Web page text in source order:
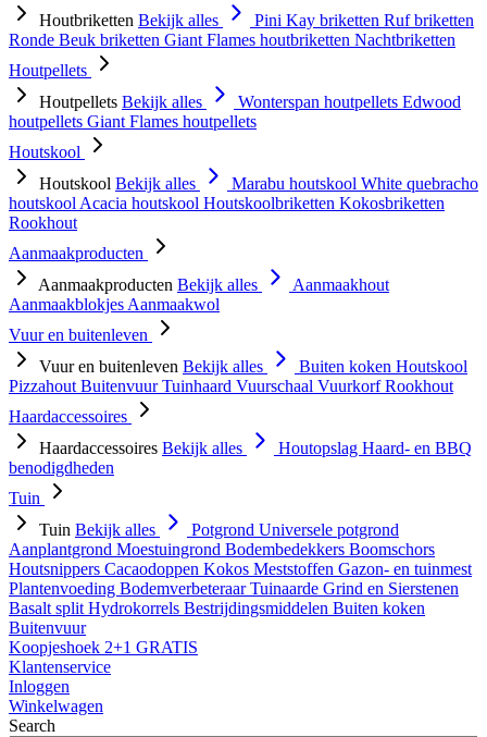
Houtbriketten Bekijk alles Pini Kay briketten Ruf briketten
Ronde Beuk briketten Giant Flames houtbriketten Nachtbriketten
Houtpellets
Houtpellets Bekijk alles Wonterspan houtpellets Edwood
houtpellets Giant Flames houtpellets
Houtskool
Houtskool Bekijk alles Marabu houtskool White quebracho
houtskool Acacia houtskool Houtskoolbriketten Kokosbriketten
Rookhout
Aanmaakproducten
Aanmaakproducten Bekijk alles
Aanmaakhout
Aanmaakblokjes Aanmaakwol
Vuur en buitenleven
Vuur en buitenleven Bekijk alles Buiten koken Houtskool
Pizzahout BuitenvuurTuinhaard Vuurschaal VuurkorfRookhout
Haardaccessoires
Haardaccessoires Bekijk alles Houtopslag Haard- en BBQ
benodigdheden
Tuin
Tuin Bekijk alles Potgrond Universele potgrond
Aanplantgrond Moestuingrond Bodembedekkers Boomschors
Houtsnippers Cacaodoppen Kokos Meststoffen Gazon- en tuinmest
Plantenvoeding BodemverbeteraarTuinaarde Grind en Sierstenen
Basalt split Hydrokorrels Bestrijdingsmiddelen Buiten koken
Buitenvuur
Koopjeshoek 2+1 GRATIS
Klantenservice
Inloggen
Winkelwagen
Search